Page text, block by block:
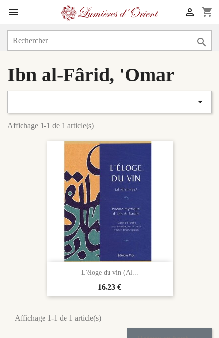
 shopping_cart


Ibn al-Fârid, 'Omar

Affichage 1-1 de 1 article(s)
L'éloge du vin (Al...
Prix
16,23 €
Affichage 1-1 de 1 article(s)